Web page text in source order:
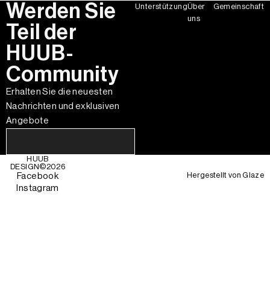
Werden Sie
Teil der
HUUB-
Community
Erhalten Sie die neuesten
Nachrichten und exklusiven
Angebote
UnterstützungÜber
uns
Gemeinschaft
HUUB
DESIGN©2026
Facebook
Instagram
Hergestellt vonGlaze